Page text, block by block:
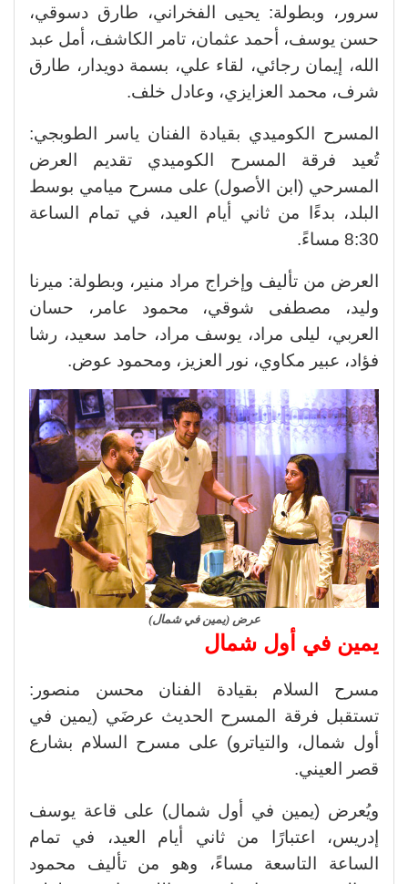
سرور، وبطولة: يحيى الفخراني، طارق دسوقي،
حسن يوسف، أحمد عثمان، تامر الكاشف، أمل عبد
الله، إيمان رجائي، لقاء علي، بسمة دويدار، طارق
شرف، محمد العزايزي، وعادل خلف.
المسرح الكوميدي بقيادة الفنان ياسر الطوبجي:
تُعيد فرقة المسرح الكوميدي تقديم العرض
المسرحي (ابن الأصول) على مسرح ميامي بوسط
البلد، بدءًا من ثاني أيام العيد، في تمام الساعة
8:30 مساءً.
العرض من تأليف وإخراج مراد منير، وبطولة: ميرنا
وليد، مصطفى شوقي، محمود عامر، حسان
العربي، ليلى مراد، يوسف مراد، حامد سعيد، رشا
فؤاد، عبير مكاوي، نور العزيز، ومحمود عوض.
عرض (يمين في شمال)
يمين في أول شمال
مسرح السلام بقيادة الفنان محسن منصور:
تستقبل فرقة المسرح الحديث عرضَي (يمين في
أول شمال، والتياترو) على مسرح السلام بشارع
قصر العيني.
ويُعرض (يمين في أول شمال) على قاعة يوسف
إدريس، اعتبارًا من ثاني أيام العيد، في تمام
الساعة التاسعة مساءً، وهو من تأليف محمود